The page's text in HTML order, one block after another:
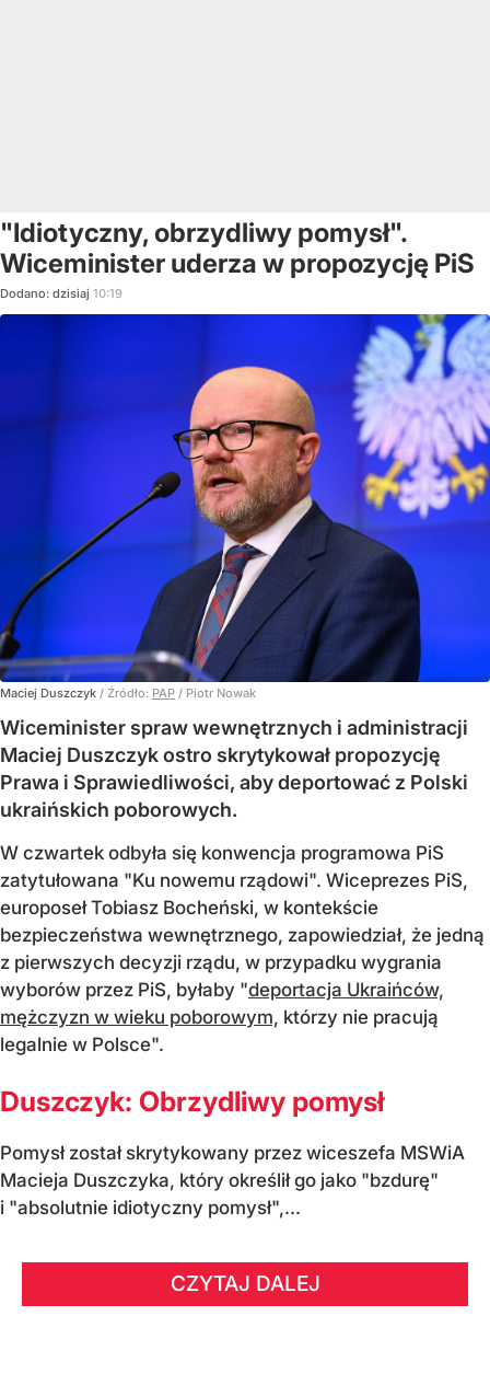
"Idiotyczny, obrzydliwy pomysł".
Wiceminister uderza w propozycję PiS
Dodano: dzisiaj 10:19
Maciej Duszczyk / Źródło: PAP / Piotr Nowak
Wiceminister spraw wewnętrznych i administracji
Maciej Duszczyk ostro skrytykował propozycję
Prawa i Sprawiedliwości, aby deportować z Polski
ukraińskich poborowych.
W czwartek odbyła się konwencja programowa PiS
zatytułowana "Ku nowemu rządowi". Wiceprezes PiS,
europoseł Tobiasz Bocheński, w kontekście
bezpieczeństwa wewnętrznego, zapowiedział, że jedną
z pierwszych decyzji rządu, w przypadku wygrania
wyborów przez PiS, byłaby "deportacja Ukraińców,
mężczyzn w wieku poborowym, którzy nie pracują
legalnie w Polsce".
Duszczyk: Obrzydliwy pomysł
Pomysł został skrytykowany przez wiceszefa MSWiA
Macieja Duszczyka, który określił go jako "bzdurę"
i "absolutnie idiotyczny pomysł",...
CZYTAJ DALEJ